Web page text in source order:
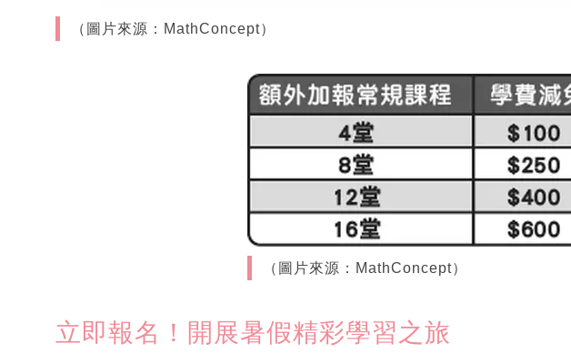
（圖片來源：MathConcept）
（圖片來源：MathConcept）
立即報名！開展暑假精彩學習之旅